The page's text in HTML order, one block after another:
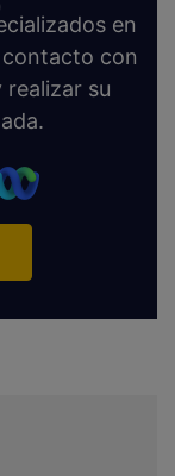
en
contacto con
su